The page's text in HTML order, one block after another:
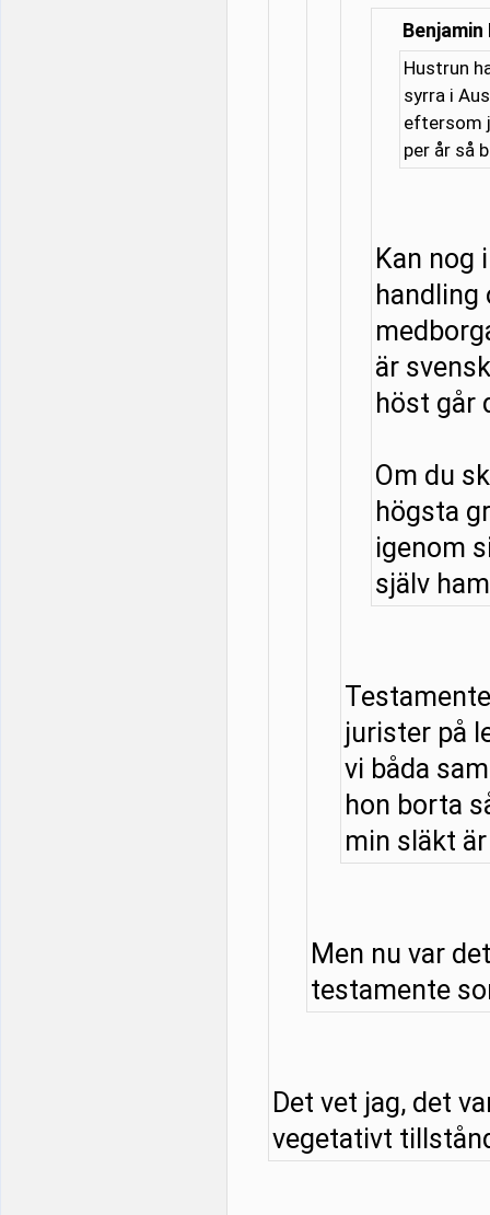
Benjamin
Hustrun
syrra i
eftersom
per år så
Kan nog
är
höst går
Om du
högsta
igenom
själv
jurister på
vi båda
hon borta
min släkt
Men nu var
testamente
Det vet jag, det
vegetativt